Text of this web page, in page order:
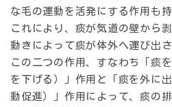
な毛の運動を活発にする作用も
これにより、痰が気道の壁から
動きによって痰が体外へ運び出
この二つの作用、すなわち「痰
を下げる）」作用と「痰を外に
動促進）」作用によって、痰の